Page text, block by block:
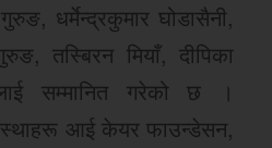
धर्मेन्द्रकुमार घोडासैनी,
तस्बिरन मियाँ, दीपिका
सम्मानित गरेको छ ।
आई केयर फाउन्डेसन,